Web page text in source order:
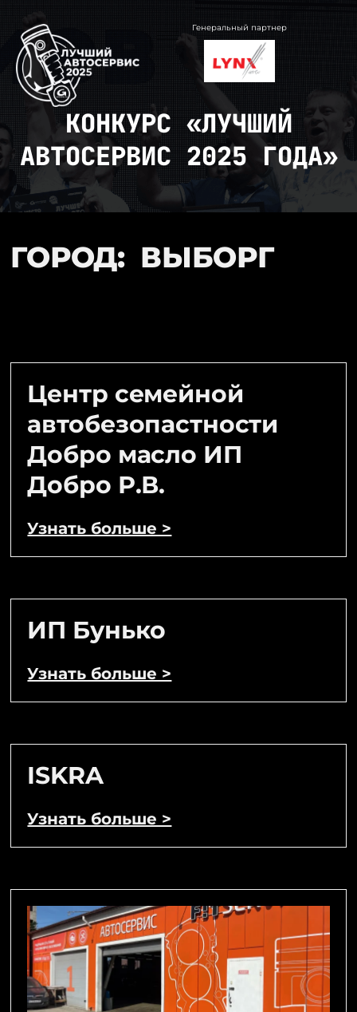
содержимому
Генеральный партнер
КОНКУРС «ЛУЧШИЙ
АВТОСЕРВИС 2025 ГОДА»
ГОРОД: ВЫБОРГ
Центр семейной
автобезопастности
Добро масло ИП
Добро Р.В.
Узнать больше >
ИП Бунько
Узнать больше >
ISKRA
Узнать больше >